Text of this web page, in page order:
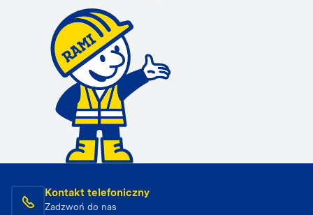
Kontakt telefoniczny
Zadzwoń do nas